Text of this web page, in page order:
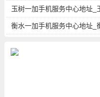
询
玉树一加手机服务中心地址_
询
衡水一加手机服务中心地址_